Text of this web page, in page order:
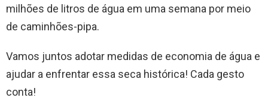
milhões de litros de água em uma semana por meio
de caminhões-pipa.
Vamos juntos adotar medidas de economia de água e
ajudar a enfrentar essa seca histórica! Cada gesto
conta!